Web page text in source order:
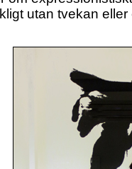
utan tvekan eller